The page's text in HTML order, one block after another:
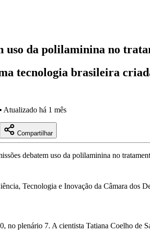
uso da polilaminina no
tecnologia brasileira
Atualizado há 1 mês
Compartilhar
Tecnologia e Inovação da Câmara dos
no plenário 7. A cientista Tatiana Coelho de